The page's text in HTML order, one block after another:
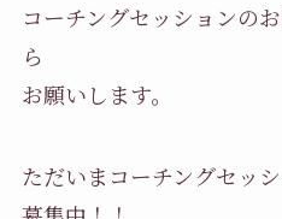
コーチングセッションの
ら
お願いします。
ただいまコーチングセッ